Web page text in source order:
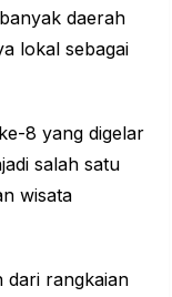
daerah
lokal sebagai
8 yang digelar
salah satu
wisata
dari rangkaian